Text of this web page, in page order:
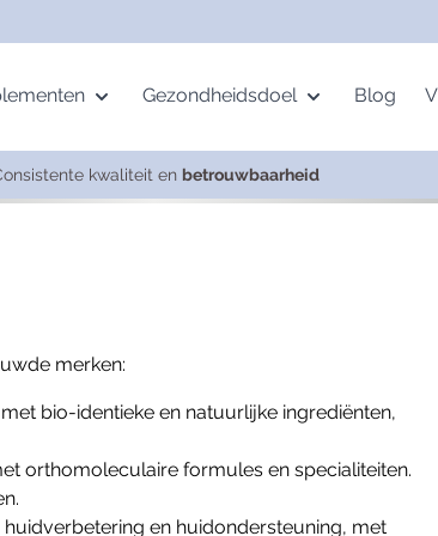
Gezondheidsdoel
Vermoeidheid
Blog
kwaliteit en betrouwbaarheid
merken:
bio-identieke en natuurlijke ingrediënten,
orthomoleculaire formules en specialiteiten.
en huidondersteuning, met